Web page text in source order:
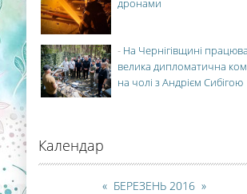
дронами
- На Чернігівщині
велика дипломатична
на чолі з Андрієм Сибігою
Календар
« БЕРЕЗЕНЬ 2016 »